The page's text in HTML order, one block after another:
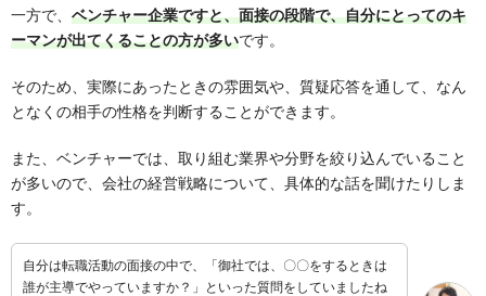
一方で、 ベンチャー企業ですと、面接の段階で、自分にとってのキ
ーマンが出てくることの方が多いです。
そのため、実際にあったときの雰囲気や、質疑応答を通して、なん
となくの相手の性格を判断することができます。
また、ベンチャーでは、取り組む業界や分野を絞り込んでいること
が多いので、会社の経営戦略について、具体的な話を聞けたりしま
す。
自分は転職活動の面接の中で、「御社では、〇〇をするときは
誰が主導でやっていますか？」といった質問をしていましたね